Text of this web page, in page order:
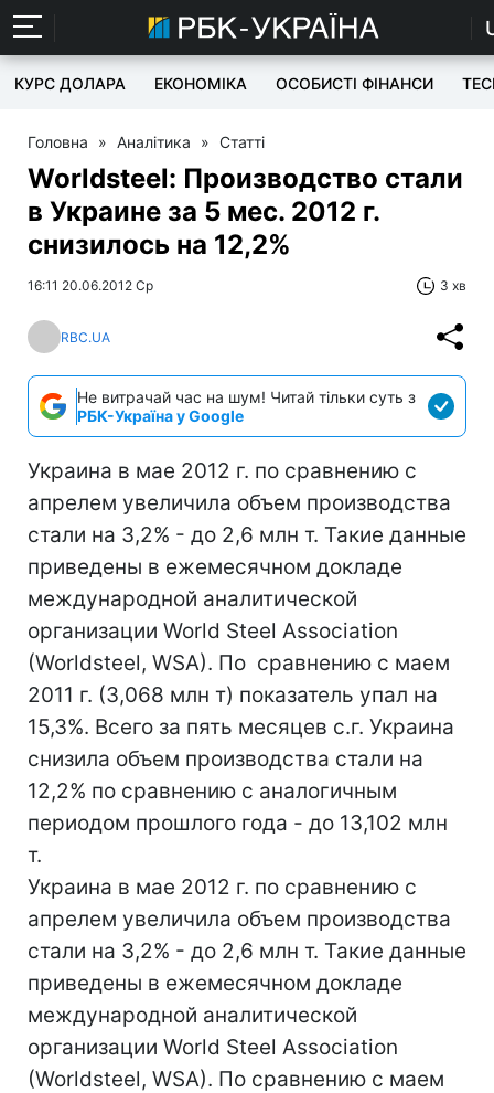
КУРС ДОЛАРА ЕКОНОМІКА ОСОБИСТІ ФІНАНСИ
Головна » Аналітика » Статті
Worldsteel: Производство стали
в Украине за 5 мес. 2012 г.
снизилось на 12,2%
16:11 20.06.2012 Ср 3 хв
RBC.UA
Не витрачай час на шум! Читай тільки суть з
РБК-Україна у Google
Украина в мае 2012 г. по сравнению с
апрелем увеличила объем производства
стали на 3,2% - до 2,6 млн т. Такие данные
приведены в ежемесячном докладе
международной аналитической
организации World Steel Association
(Worldsteel, WSA). По сравнению с маем
2011 г. (3,068 млн т) показатель упал на
15,3%. Всего за пять месяцев с.г. Украина
снизила объем производства стали на
12,2% по сравнению с аналогичным
периодом прошлого года - до 13,102 млн
т.
Украина в мае 2012 г. по сравнению с
апрелем увеличила объем производства
стали на 3,2% - до 2,6 млн т. Такие данные
приведены в ежемесячном докладе
международной аналитической
организации World Steel Association
(Worldsteel, WSA). По сравнению с маем